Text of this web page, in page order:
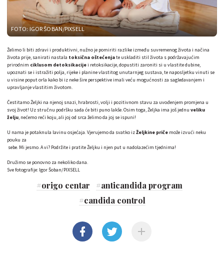
FOTO: IGOR ŠOBAN/PIXSELL
Želimo li biti zdravi i produktivni, nužno je pomiriti razlike između suvremenog života i načina
života prije, sanirati nastala toksična oštećenjate uskladiti stil života s podržavajućim
prirodnim ciklusom detoksikacijei retoksikacije, dopustiti zaroniti si u vlastite dubine,
upoznati se i istražiti polja, rijeke i planine vlastitog unutarnjeg sustava, te naposljetku vinuti se
u visine poput orla kako bi iz neke šire perspektive imali veću mogućnosti za sagledavanjem i
upravljanje vlastitim životom.
Čestitamo Željki na njenoj snazi, hrabrosti, volji i pozitivnom stavu za uvođenjem promjena u
svoj život! Uz stručnu podršku sada će biti puno lakše. Osim toga, Željka ima još jednu veliku
želju, nećemo reći koju, ali joj od srca želimo da joj se ispuni!
U nama je potaknula lavinu osjećaja. Vjerujemo da svatko izŽeljkine priče može izvući neku
pouku za
sebe. Mi jesmo. A vi? Podržite i pratite Željku i njen put u nadolazećim tjednima!
Družimo se ponovno za nekoliko dana.
Sve fotografije: Igor Šoban/PIXSELL
#origo centar #anticandida program
#candida control